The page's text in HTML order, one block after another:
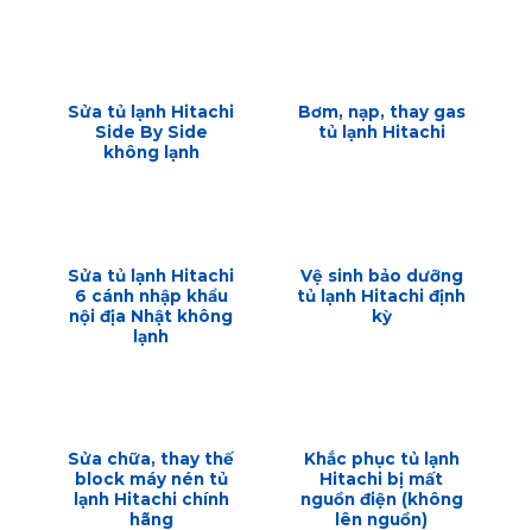
Sửa tủ lạnh Hitachi
Side By Side
không lạnh
Bơm, nạp, thay gas
tủ lạnh Hitachi
Sửa tủ lạnh Hitachi
6 cánh nhập khẩu
nội địa Nhật không
lạnh
Vệ sinh bảo dưỡng
tủ lạnh Hitachi định
kỳ
Sửa chữa, thay thế
block máy nén tủ
lạnh Hitachi chính
hãng
Khắc phục tủ lạnh
Hitachi bị mất
nguồn điện (không
lên nguồn)